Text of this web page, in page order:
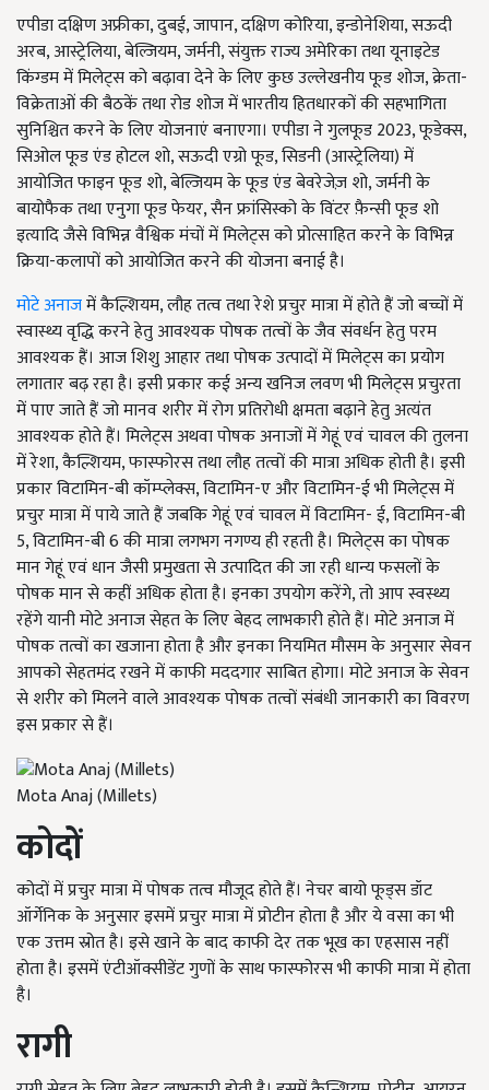
एपीडा दक्षिण अफ्रीका, दुबई, जापान, दक्षिण कोरिया, इन्डोनेशिया, सऊदी
अरब, आस्ट्रेलिया, बेल्जियम, जर्मनी, संयुक्त राज्य अमेरिका तथा यूनाइटेड
किंग्डम में मिलेट्स को बढ़ावा देने के लिए कुछ उल्लेखनीय फूड शोज, क्रेता-
विक्रेताओं की बैठकें तथा रोड शोज में भारतीय हितधारकों की सहभागिता
सुनिश्चित करने के लिए योजनाएं बनाएगा। एपीडा ने गुलफूड 2023, फूडेक्स,
सिओल फूड एंड होटल शो, सऊदी एग्रो फूड, सिडनी (आस्ट्रेलिया) में
आयोजित फाइन फूड शो, बेल्जियम के फूड एंड बेवरेजेज़ शो, जर्मनी के
बायोफैक तथा एनुगा फूड फेयर, सैन फ्रांसिस्को के विंटर फ़ैन्सी फूड शो
इत्यादि जैसे विभिन्न वैश्विक मंचों में मिलेट्स को प्रोत्साहित करने के विभिन्न
क्रिया-कलापों को आयोजित करने की योजना बनाई है।
मोटे अनाजमें कैल्शियम, लौह तत्व तथा रेशे प्रचुर मात्रा में होते हैं जो बच्चों में
स्वास्थ्य वृद्धि करने हेतु आवश्यक पोषक तत्वों के जैव संवर्धन हेतु परम
आवश्यक हैं। आज शिशु आहार तथा पोषक उत्पादों में मिलेट्स का प्रयोग
लगातार बढ़ रहा है। इसी प्रकार कई अन्य खनिज लवण भी मिलेट्स प्रचुरता
में पाए जाते हैं जो मानव शरीर में रोग प्रतिरोधी क्षमता बढ़ाने हेतु अत्यंत
आवश्यक होते हैं। मिलेट्स अथवा पोषक अनाजों में गेहूं एवं चावल की तुलना
में रेशा, कैल्शियम, फास्फोरस तथा लौह तत्वों की मात्रा अधिक होती है। इसी
प्रकार विटामिन-बी कॉम्प्लेक्स, विटामिन-ए और विटामिन-ई भी मिलेट्स में
प्रचुर मात्रा में पाये जाते हैं जबकि गेहूं एवं चावल में विटामिन- ई, विटामिन-बी
5, विटामिन-बी 6 की मात्रा लगभग नगण्य ही रहती है। मिलेट्स का पोषक
मान गेहूं एवं धान जैसी प्रमुखता से उत्पादित की जा रही धान्य फसलों के
पोषक मान से कहीं अधिक होता है। इनका उपयोग करेंगे, तो आप स्वस्थ्य
रहेंगे यानी मोटे अनाज सेहत के लिए बेहद लाभकारी होते हैं। मोटे अनाज में
पोषक तत्वों का खजाना होता है और इनका नियमित मौसम के अनुसार सेवन
आपको सेहतमंद रखने में काफी मददगार साबित होगा। मोटे अनाज के सेवन
से शरीर को मिलने वाले आवश्यक पोषक तत्वों संबंधी जानकारी का विवरण
इस प्रकार से हैं।
Mota Anaj (Millets)
कोदों
कोदों में प्रचुर मात्रा में पोषक तत्व मौजूद होते हैं। नेचर बायो फूड्स डॉट
ऑर्गेनिक के अनुसार इसमें प्रचुर मात्रा में प्रोटीन होता है और ये वसा का भी
एक उत्तम स्रोत है। इसे खाने के बाद काफी देर तक भूख का एहसास नहीं
होता है। इसमें एंटीऑक्सीडेंट गुणों के साथ फास्फोरस भी काफी मात्रा में होता
है।
रागी